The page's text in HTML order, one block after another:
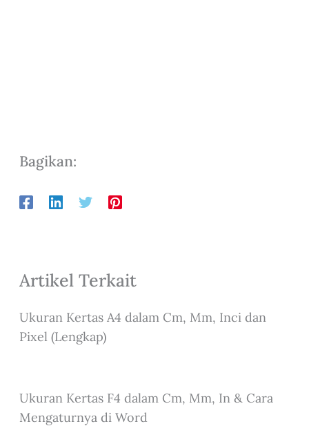
Bagikan:
Artikel Terkait
Ukuran Kertas A4 dalam Cm, Mm, Inci dan
Pixel (Lengkap)
Ukuran Kertas F4 dalam Cm, Mm, In & Cara
Mengaturnya di Word